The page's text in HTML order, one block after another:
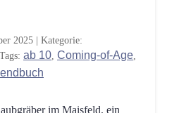
(8) Dark Fantasy(2)
2025 | Kategorie:
Tags: ab 10, Coming-of-Age,
im Maisfeld, ein